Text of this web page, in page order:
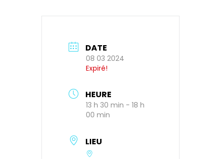
DATE
08 03 2024
Expiré!
HEURE
13 h 30 min - 18 h
00 min
LIEU